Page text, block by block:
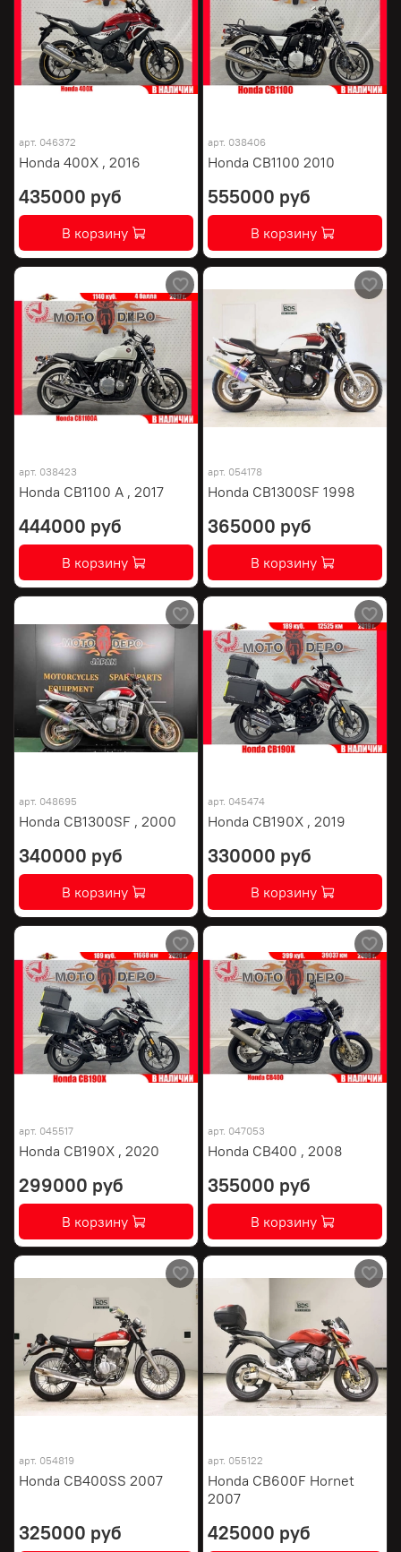
арт. 046372
Honda 400X , 2016
435000 руб
В корзину
арт. 038406
Honda CB1100 2010
555000 руб
В корзину
арт. 038423
Honda CB1100 A , 2017
444000 руб
В корзину
арт. 054178
Honda CB1300SF 1998
365000 руб
В корзину
арт. 048695
Honda CB1300SF , 2000
340000 руб
В корзину
арт. 045474
Honda CB190X , 2019
330000 руб
В корзину
арт. 045517
Honda CB190X , 2020
299000 руб
В корзину
арт. 047053
Honda CB400 , 2008
355000 руб
В корзину
арт. 054819
Honda CB400SS 2007
325000 руб
арт. 055122
Honda CB600F Hornet
2007
425000 руб